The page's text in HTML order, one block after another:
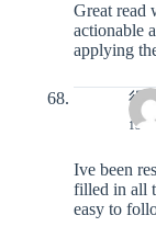
Great read
actionable
applying
得
15-
Ive been
filled in all
easy to